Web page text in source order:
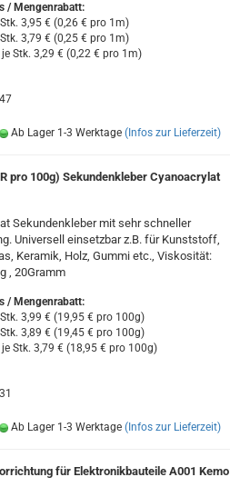
/ Mengenrabatt:
3,95 € (0,26 € pro 1m)
3,79 € (0,25 € pro 1m)
Stk. 3,29 € (0,22 € pro 1m)
Ab Lager 1-3 Werktage (Infos zur Lieferzeit)
pro 100g) Sekundenkleber Cyanoacrylat
Sekundenkleber mit sehr schneller
Universell einsetzbar z.B. für Kunststoff,
Keramik, Holz, Gummi etc., Viskosität:
, 20Gramm
/ Mengenrabatt:
3,99 € (19,95 € pro 100g)
3,89 € (19,45 € pro 100g)
Stk. 3,79 € (18,95 € pro 100g)
Ab Lager 1-3 Werktage (Infos zur Lieferzeit)
für Elektronikbauteile A001 Kemo